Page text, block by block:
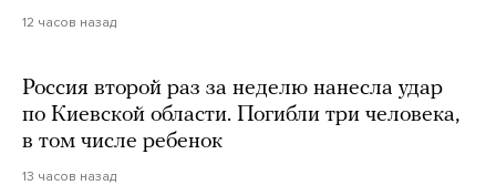
12 часов назад
Россия второй раз за неделю нанесла удар
по Киевской области. Погибли три человека,
в том числе ребенок
13 часов назад